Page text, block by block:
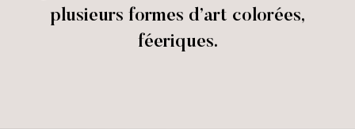
plusieurs formes d’art colorées,
féeriques.